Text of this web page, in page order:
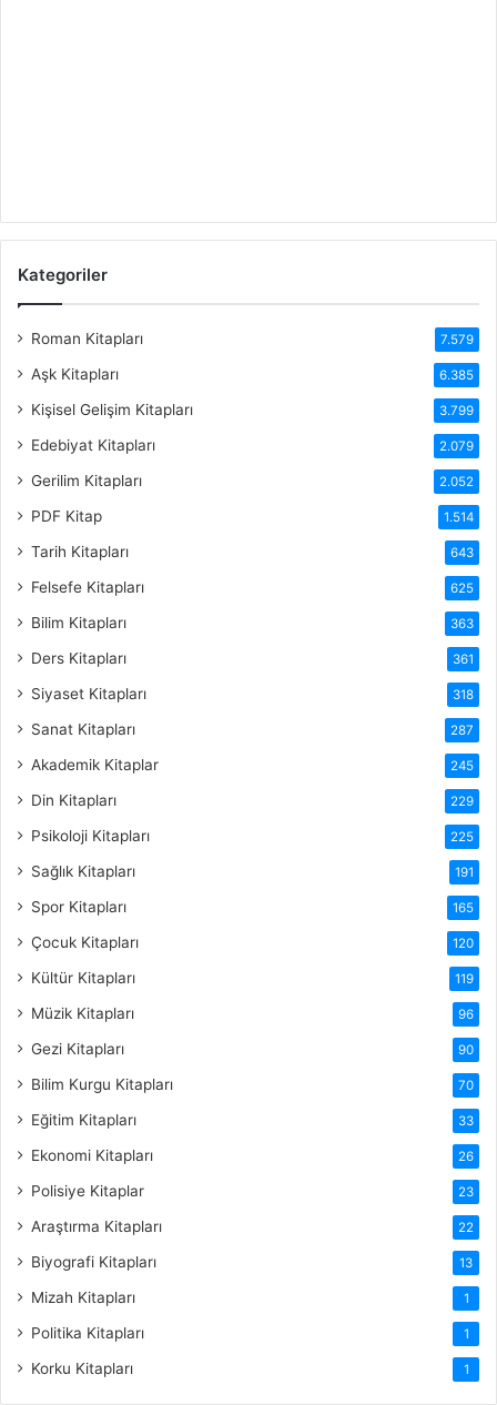
Kategoriler
Roman Kitapları 7.579
Aşk Kitapları 6.385
Kişisel Gelişim Kitapları 3.799
Edebiyat Kitapları 2.079
Gerilim Kitapları 2.052
PDF Kitap 1.514
Tarih Kitapları 643
Felsefe Kitapları 625
Bilim Kitapları 363
Ders Kitapları 361
Siyaset Kitapları 318
Sanat Kitapları 287
Akademik Kitaplar 245
Din Kitapları 229
Psikoloji Kitapları 225
Sağlık Kitapları 191
Spor Kitapları 165
Çocuk Kitapları 120
Kültür Kitapları 119
Müzik Kitapları 96
Gezi Kitapları 90
Bilim Kurgu Kitapları 70
Eğitim Kitapları 33
Ekonomi Kitapları 26
Polisiye Kitaplar 23
Araştırma Kitapları 22
Biyografi Kitapları 13
Mizah Kitapları 1
Politika Kitapları 1
Korku Kitapları 1